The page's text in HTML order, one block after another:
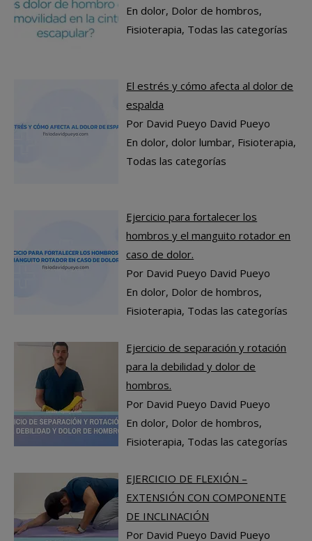
En dolor, Dolor de hombros,
Fisioterapia, Todas las categorías
El estrés y cómo afecta al dolor de
espalda
Por David Pueyo David Pueyo
En dolor, dolor lumbar, Fisioterapia,
Todas las categorías
Ejercicio para fortalecer los
hombros y el manguito rotador en
caso de dolor.
Por David Pueyo David Pueyo
En dolor, Dolor de hombros,
Fisioterapia, Todas las categorías
Ejercicio de separación y rotación
para la debilidad y dolor de
hombros.
Por David Pueyo David Pueyo
En dolor, Dolor de hombros,
Fisioterapia, Todas las categorías
EJERCICIO DE FLEXIÓN –
EXTENSIÓN CON COMPONENTE
DE INCLINACIÓN
Por David Pueyo David Pueyo